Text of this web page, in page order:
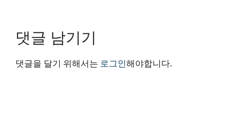
댓글 남기기
댓글을 달기 위해서는 로그인해야합니다.